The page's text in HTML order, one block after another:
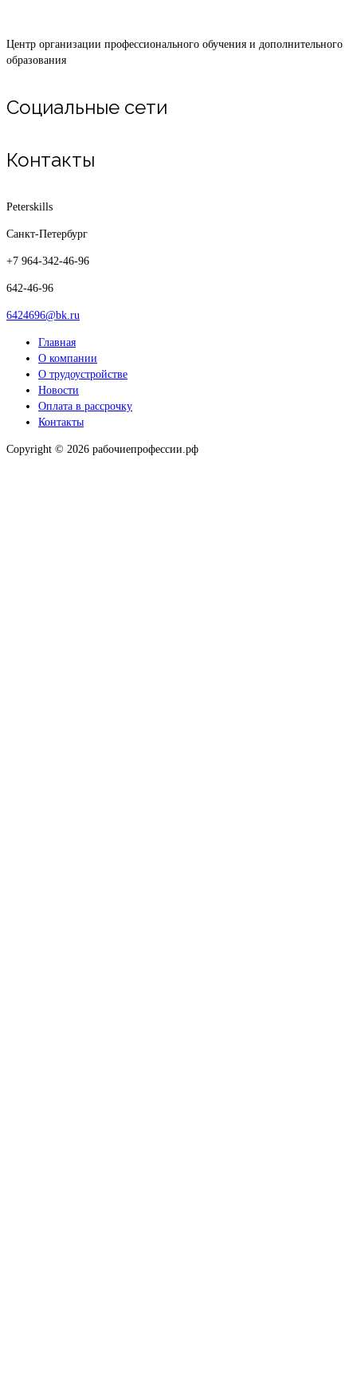
Центр организации профессионального обучения и дополнительного
образования
Социальные сети
Контакты
Peterskills
Санкт-Петербург
+7 964-342-46-96
642-46-96
6424696@bk.ru
Главная
О компании
О трудоустройстве
Новости
Оплата в рассрочку
Контакты
Copyright © 2026 рабочиепрофессии.рф